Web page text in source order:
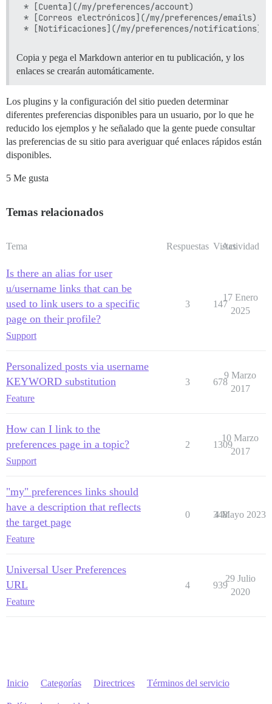
* [Cuenta](/my/preferences/account)
* [Correos electrónicos](/my/preferences/emails)
Copia y pega el Markdown anterior en tu publicación, y los
enlaces se crearán automáticamente.
Los plugins y la configuración del sitio pueden determinar
diferentes preferencias disponibles para un usuario, por lo que he
reducido los ejemplos y he señalado que la gente puede consultar
las preferencias de su sitio para averiguar qué enlaces rápidos están
disponibles.
5 Me gusta
Temas relacionados
Tema Respuestas Vistas
Actividad
Is there an alias for user
u/username links that can be
used to link users to a specific
page on their profile?
Support
3 147
17 Enero
2025
Personalized posts via username
KEYWORD substitution
Feature
3 678
9 Marzo
2017
How can I link to the
preferences page in a topic?
Support
2 1309
10 Marzo
2017
"my" preferences links should
have a description that reflects
the target page
Feature
0 348
4 Mayo 2023
Universal User Preferences
URL
Feature
4 939
29 Julio
2020
Inicio Categorías Directrices Términos del servicio